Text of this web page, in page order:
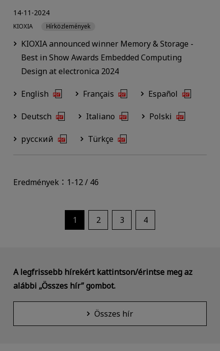
KIOXIA announced winner Memory & Storage -
Best in Show Awards Embedded Computing
Design at electronica 2024
14-11-2024
KIOXIA Hírközlemények
English Français Español
Deutsch Italiano Polski
русский Türkçe
Eredmények：1-12 / 46
1 2 3 4
A legfrissebb hírekért kattintson/érintse meg az
alábbi „Összes hír” gombot.
Összes hír